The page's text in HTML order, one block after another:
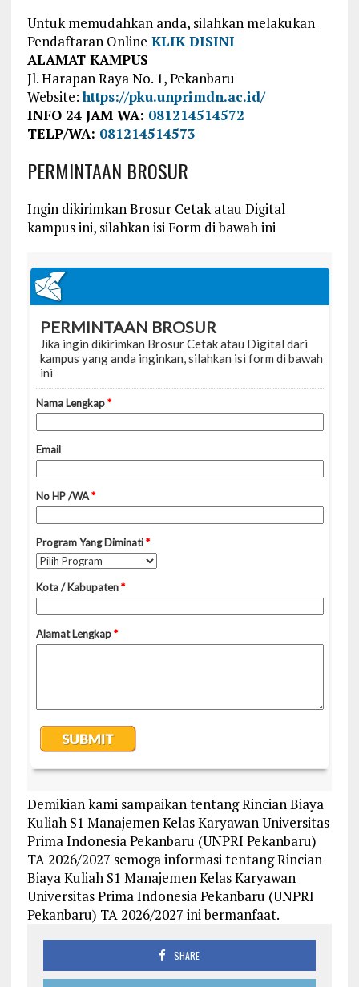
Untuk memudahkan anda, silahkan melakukan
Pendaftaran Online KLIK DISINI
ALAMAT KAMPUS
Jl. Harapan Raya No. 1, Pekanbaru
Website:https://pku.unprimdn.ac.id/
INFO 24 JAM WA: 081214514572
TELP/WA: 081214514573
PERMINTAAN BROSUR
Ingin dikirimkan Brosur Cetak atau Digital
kampus ini, silahkan isi Form di bawah ini
Demikian kami sampaikan tentang Rincian Biaya
Kuliah S1 Manajemen Kelas Karyawan Universitas
Prima Indonesia Pekanbaru (UNPRI Pekanbaru)
TA 2026/2027 semoga informasi tentang Rincian
Biaya Kuliah S1 Manajemen Kelas Karyawan
Universitas Prima Indonesia Pekanbaru (UNPRI
Pekanbaru) TA 2026/2027 ini bermanfaat.
SHARE